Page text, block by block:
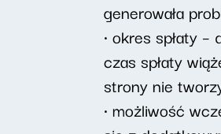
generowała
• okres spłaty
czas spłaty
strony nie
• możliwość